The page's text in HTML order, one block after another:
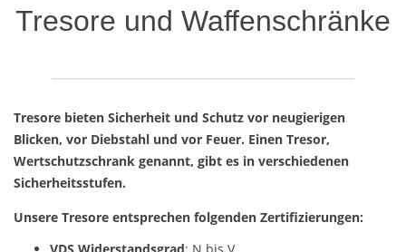
Tresore und Waffenschränke
Tresore bieten Sicherheit und Schutz vor neugierigen
Blicken, vor Diebstahl und vor Feuer. Einen Tresor,
Wertschutzschrank genannt, gibt es in verschiedenen
Sicherheitsstufen.
Unsere Tresore entsprechen folgenden Zertifizierungen: